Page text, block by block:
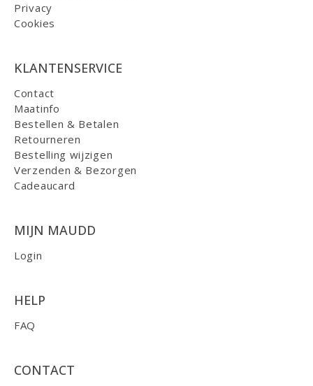
Privacy
Cookies
KLANTENSERVICE
Contact
Maatinfo
Bestellen & Betalen
Retourneren
Bestelling wijzigen
Verzenden & Bezorgen
Cadeaucard
MIJN MAUDD
Login
HELP
FAQ
CONTACT